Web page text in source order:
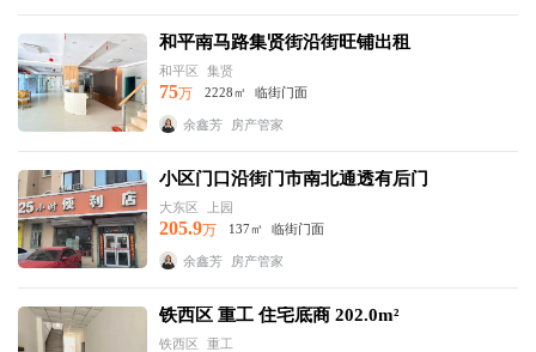
和平南马路集贤街沿街旺铺出租
和平区 集贤
75万 2228㎡ 临街门面
余鑫芳 房产管家
小区门口沿街门市南北通透有后门
大东区 上园
205.9万 137㎡ 临街门面
余鑫芳 房产管家
铁西区 重工 住宅底商 202.0m²
铁西区 重工